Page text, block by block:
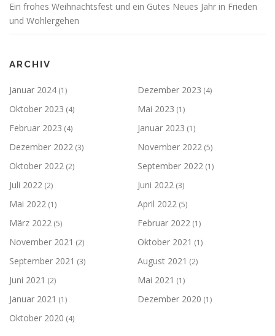
Ein frohes Weihnachtsfest und ein Gutes Neues Jahr in Frieden
und Wohlergehen
ARCHIV
Januar 2024 (1) Dezember 2023 (4)
Oktober 2023 (4) Mai 2023 (1)
Februar 2023 (4) Januar 2023 (1)
Dezember 2022 (3) November 2022 (5)
Oktober 2022 (2) September 2022 (1)
Juli 2022 (2) Juni 2022 (3)
Mai 2022 (1) April 2022 (5)
März 2022 (5) Februar 2022 (1)
November 2021 (2) Oktober 2021 (1)
September 2021 (3) August 2021 (2)
Juni 2021 (2) Mai 2021 (1)
Januar 2021 (1) Dezember 2020 (1)
Oktober 2020 (4)